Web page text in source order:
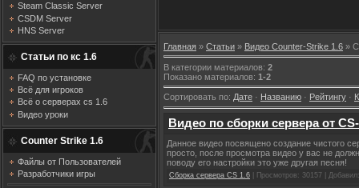
Steam Classic Server
CSDM Server
HNS Server
Статьи по кс 1.6
FAQ по установке
Всё для игроков
Всё о серверах cs 1.6
Видео уроки
Counter Strike 1.6
Файлы от Пользователей
Разработчики игры
Главная » Статьи » Видео Counter-Strike 1.6 »
В категории материалов: 2
Показано материалов: 1-2
Сортировать по: Дате · Названию · Рейтингу ·
Видео по сборки сервера от
Данное видео посвящено создание чистого
просто, после просмотра видео у вас не
поводу его настройки это уже другая песня!
Сборка сервера CS 1.6 | Просмотров: 30157 |